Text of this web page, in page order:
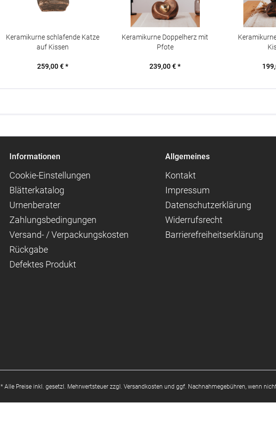
Keramikurne schlafende Katze
auf Kissen
259,00 € *
Keramikurne Doppelherz mit
Pfote
239,00 € *
Informationen
Cookie-Einstellungen
Blätterkatalog
Urnenberater
Zahlungsbedingungen
Versand- / Verpackungskosten
Rückgabe
Defektes Produkt
Allgemeines
Kontakt
Impressum
Datenschutzerklärung
Widerrufsrecht
Barrierefreiheitserklärung
* Alle Preise inkl. gesetzl. Mehrwertsteuer zzgl. Versandkosten und ggf. Nachnahmegebühren, wenn